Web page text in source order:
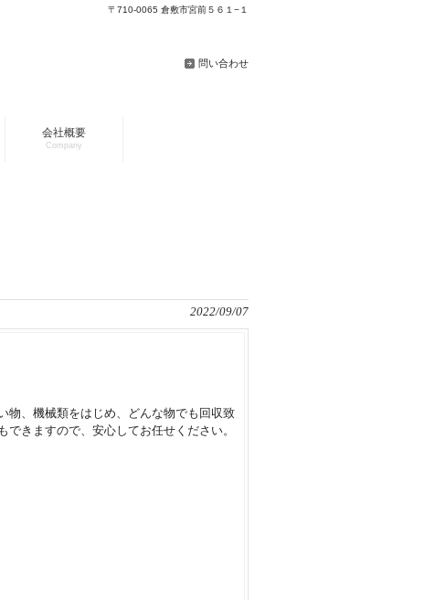
〒710-0065 倉敷市宮前５６１−１
問い合わせ
会社概要
Company
2022/09/07
物、機械類をはじめ、どんな物でも回収致
きますので、安心してお任せください。